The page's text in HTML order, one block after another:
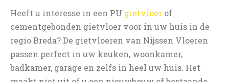
Heeft u interesse in een PU gietvloer of
cementgebonden gietvloer voor in uw huis in de
regio Breda? De gietvloeren van Nijssen Vloeren
passen perfect in uw keuken, woonkamer,
badkamer, garage en zelfs in heel uw huis. Het